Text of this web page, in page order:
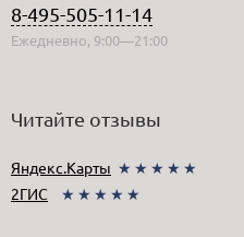
8-495-505-11-14
Ежедневно, 9:00—21:00
Читайте отзывы
Яндекс.Карты ★★★★★
2ГИС
★★★★★